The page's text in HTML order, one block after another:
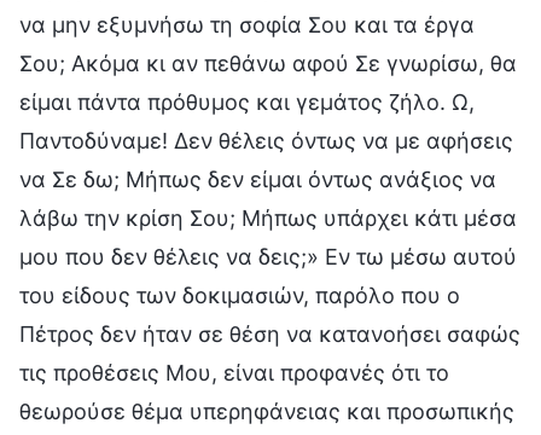
να μην εξυμνήσω τη σοφία Σου και τα έργα
Σου; Ακόμα κι αν πεθάνω αφού Σε γνωρίσω, θα
είμαι πάντα πρόθυμος και γεμάτος ζήλο. Ω,
Παντοδύναμε! Δεν θέλεις όντως να με αφήσεις
να Σε δω; Μήπως δεν είμαι όντως ανάξιος να
λάβω την κρίση Σου; Μήπως υπάρχει κάτι μέσα
μου που δεν θέλεις να δεις;» Εν τω μέσω αυτού
του είδους των δοκιμασιών, παρόλο που ο
Πέτρος δεν ήταν σε θέση να κατανοήσει σαφώς
τις προθέσεις Μου, είναι προφανές ότι το
θεωρούσε θέμα υπερηφάνειας και προσωπικής